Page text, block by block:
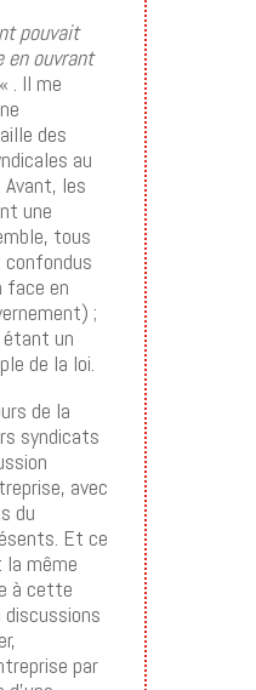
pouvait
en ouvrant
. Il me
des
au
Avant, les
une
tous
confondus
face en
;
un
de la loi.
de la
syndicats
avec
du
Et ce
la même
à cette
par